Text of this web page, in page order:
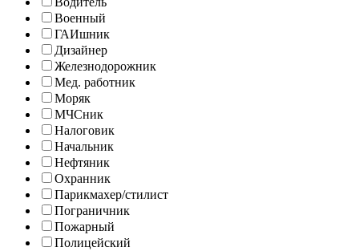
Военный
ГАИшник
Дизайнер
Железнодорожник
Мед. работник
Моряк
МЧСник
Налоговик
Начальник
Нефтяник
Охранник
Парикмахер/стилист
Пограничник
Пожарный
Полицейский